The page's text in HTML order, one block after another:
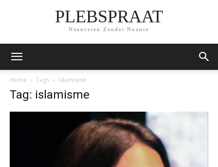
PLEBSPRAAT
Nuanceren Zonder Nuance
Home Tags Islamisme
Tag: islamisme